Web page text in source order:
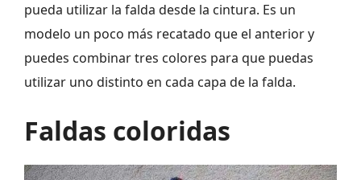
pueda utilizar la falda desde la cintura. Es un
modelo un poco más recatado que el anterior y
puedes combinar tres colores para que puedas
utilizar uno distinto en cada capa de la falda.
Faldas coloridas